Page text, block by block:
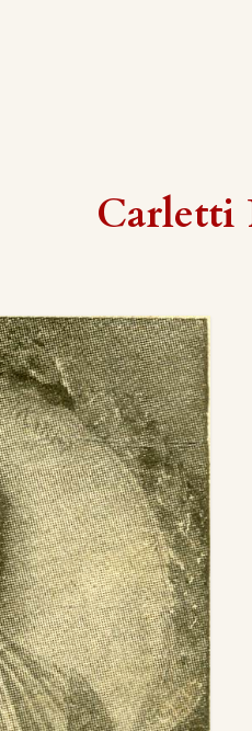
Carletti